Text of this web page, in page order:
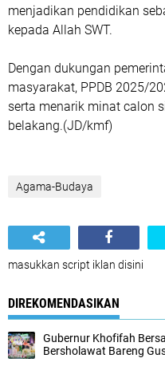
menjadikan pendidikan
kepada Allah SWT.
Dengan dukungan
masyarakat, PPDB 2025/
serta menarik minat calon
belakang.(JD/kmf)
Agama-Budaya
masukkan script iklan disini
DIREKOMENDASIKAN
Gubernur Khofifah
Bersholawat Bareng